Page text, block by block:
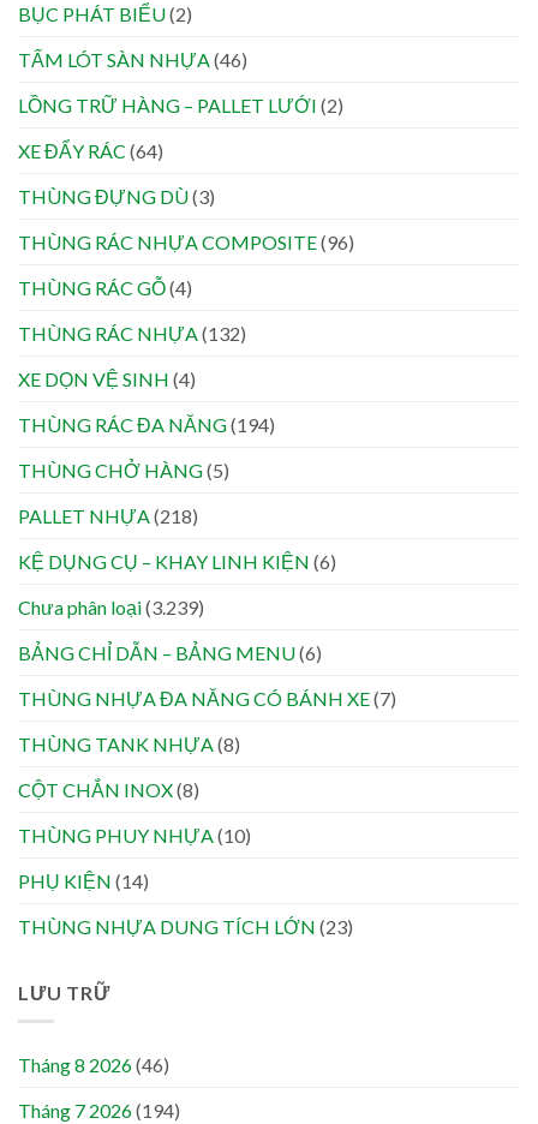
BỤC PHÁT BIỂU(2)
TẤM LÓT SÀN NHỰA(46)
LỒNG TRỮ HÀNG – PALLET LƯỚI (2)
XE ĐẨY RÁC (64)
THÙNG ĐỰNG DÙ(3)
THÙNG RÁC NHỰA COMPOSITE(96)
THÙNG RÁC GỖ(4)
THÙNG RÁC NHỰA(132)
XE DỌN VỆ SINH (4)
THÙNG RÁC ĐA NĂNG(194)
THÙNG CHỞ HÀNG(5)
PALLET NHỰA(218)
KỆ DỤNG CỤ – KHAY LINH KIỆN (6)
Chưa phân loại(3.239)
BẢNG CHỈ DẪN – BẢNG MENU(6)
THÙNG NHỰA ĐA NĂNG CÓ BÁNH XE(7)
THÙNG TANK NHỰA(8)
CỘT CHẮN INOX(8)
THÙNG PHUY NHỰA(10)
PHỤ KIỆN (14)
THÙNG NHỰA DUNG TÍCH LỚN (23)
LƯU TRỮ
Tháng 8 2026(46)
Tháng 7 2026(194)